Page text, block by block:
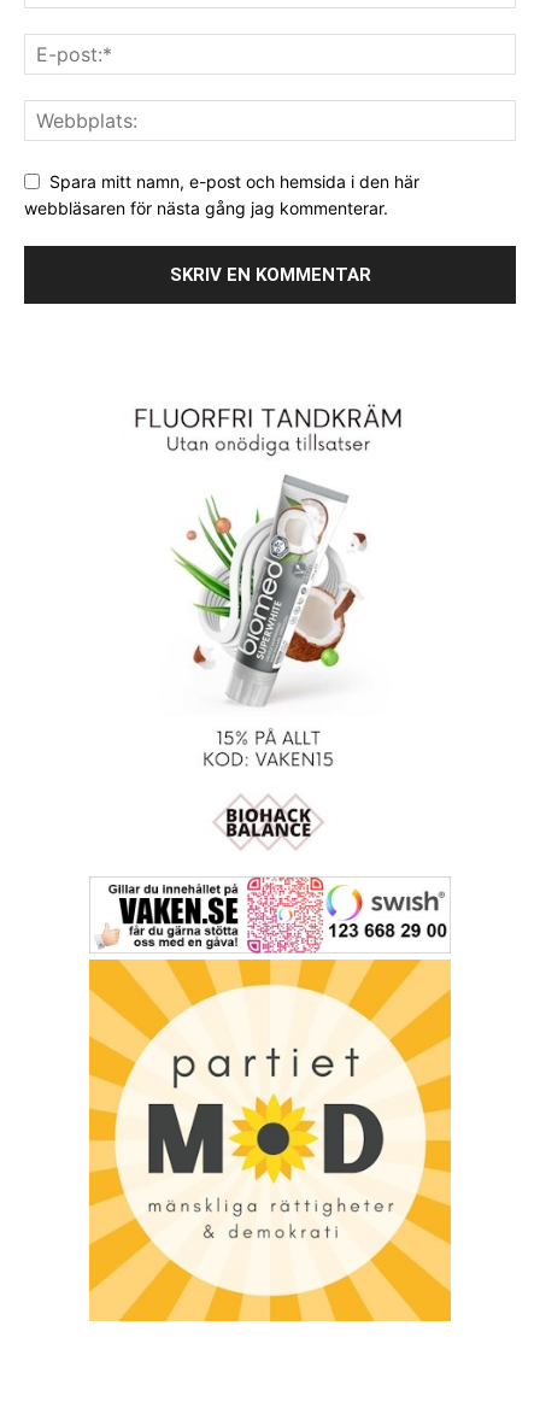
Spara mitt namn, e-post och hemsida i den här
webbläsaren för nästa gång jag kommenterar.